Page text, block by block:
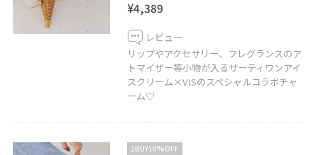
¥4,389
レビュー
リップやアクセサリー、フレグランスのア
トマイザー等小物が入るサーティワンアイ
スクリーム×VISのスペシャルコラボチャ
ーム♡
2BUY10%OFF